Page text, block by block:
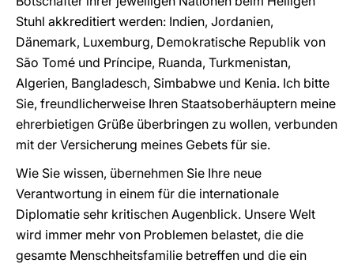
Stuhl akkreditiert werden: Indien, Jordanien,
Dänemark, Luxemburg, Demokratische Republik von
São Tomé und Príncipe, Ruanda, Turkmenistan,
Algerien, Bangladesch, Simbabwe und Kenia. Ich bitte
Sie, freundlicherweise Ihren Staatsoberhäuptern meine
ehrerbietigen Grüße überbringen zu wollen, verbunden
mit der Versicherung meines Gebets für sie.
Wie Sie wissen, übernehmen Sie Ihre neue
Verantwortung in einem für die internationale
Diplomatie sehr kritischen Augenblick. Unsere Welt
wird immer mehr von Problemen belastet, die die
gesamte Menschheitsfamilie betreffen und die ein